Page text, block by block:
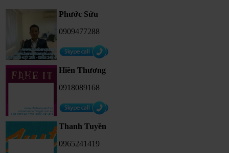
Phước Sửu
0909477288
Hiền Thương
0918089168
Thanh Tuyền
0965241419